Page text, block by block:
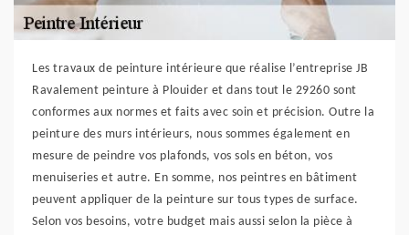
Les travaux de peinture intérieure que réalise l’entreprise JB
Ravalement peinture à Plouider et dans tout le 29260 sont
conformes aux normes et faits avec soin et précision. Outre la
peinture des murs intérieurs, nous sommes également en
mesure de peindre vos plafonds, vos sols en béton, vos
menuiseries et autre. En somme, nos peintres en bâtiment
peuvent appliquer de la peinture sur tous types de surface.
Selon vos besoins, votre budget mais aussi selon la pièce à